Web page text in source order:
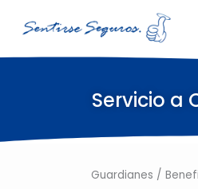
Servicio a
Guardianes /